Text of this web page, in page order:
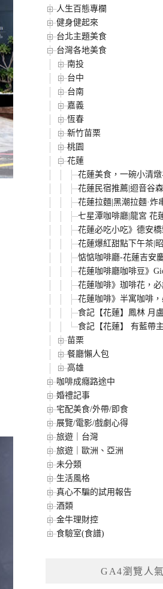
人生百態專欄
健身健起來
台北主題美食
台灣各地美食
南投
台中
台南
嘉義
恆春
新竹苗栗
桃園
花蓮
花蓮美食，一碗小清
花蓮民宿推薦|迴音谷
花蓮拉麵|黑潮拉麵·
七星潭咖啡廳|龍宮 花
花蓮必吃小吃》德安
花蓮爆紅甜點下午茶|
惦惦咖啡廳-花蓮吉安
花蓮咖啡廳咖啡豆》
花蓮咖啡》珈啡花，
花蓮咖啡》半寓咖啡
食記【花蓮】鳳林 月
食記【花蓮】 有藍帶
苗栗
餐廳懶人包
高雄
咖啡成癮路途中
婚禮記事
宅配美食/外帶/即食
展覽/電影/戲劇心得
旅遊｜台灣
旅遊｜歐洲、亞洲
未分類
生活風格
真心不騙的試用報告
酒類
金牛理財控
食驗室(食譜)
GA4瀏覽人氣